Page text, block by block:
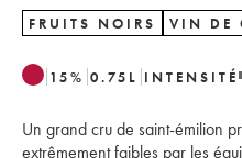
FRUITS NOIRS VIN DE
15% 0.75 L INTENSITÉ
Un grand cru de saint-émilion
extrêmement faibles par les